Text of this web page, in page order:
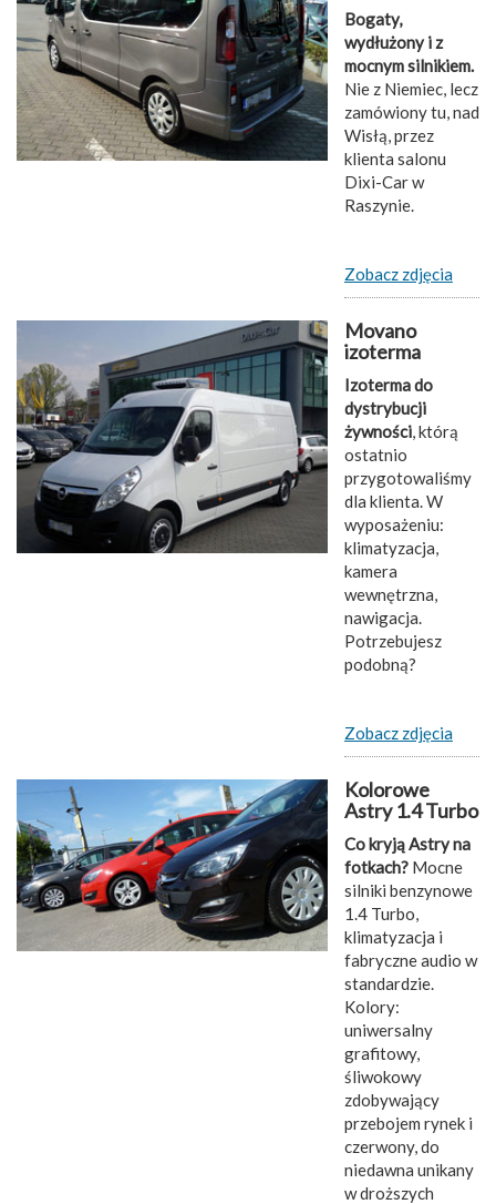
Bogaty,
wydłużony i z
mocnym silnikiem.
Nie z Niemiec, lecz
zamówiony tu, nad
Wisłą, przez
klienta salonu
Dixi-Car w
Raszynie.
Zobacz zdjęcia
Movano
izoterma
Izoterma do
dystrybucji
żywności, którą
ostatnio
przygotowaliśmy
dla klienta. W
wyposażeniu:
klimatyzacja,
kamera
wewnętrzna,
nawigacja.
Potrzebujesz
podobną?
Zobacz zdjęcia
Kolorowe
Astry 1.4 Turbo
Co kryją Astry na
fotkach? Mocne
silniki benzynowe
1.4 Turbo,
klimatyzacja i
fabryczne audio w
standardzie.
Kolory:
uniwersalny
grafitowy,
śliwokowy
zdobywający
przebojem rynek i
czerwony, do
niedawna unikany
w droższych